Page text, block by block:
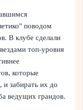
поводом
В клубе сделали
топ-уровня
которые
и забирать их до
ведущих грандов.